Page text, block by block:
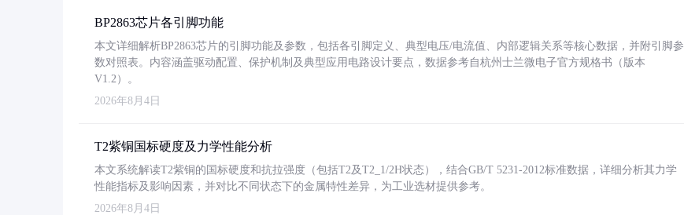
BP2863芯片各引脚功能
本文详细解析BP2863芯片的引脚功能及参数，包括各引脚定义、典型电压/电流值、内部逻辑关系等核心数据，并附引脚参
数对照表。内容涵盖驱动配置、保护机制及典型应用电路设计要点，数据参考自杭州士兰微电子官方规格书（版本
V1.2）。
2026年8月4日
T2紫铜国标硬度及力学性能分析
本文系统解读T2紫铜的国标硬度和抗拉强度（包括T2及T2_1/2H状态），结合GB/T 5231-2012标准数据，详细分析其力学
性能指标及影响因素，并对比不同状态下的金属特性差异，为工业选材提供参考。
2026年8月4日